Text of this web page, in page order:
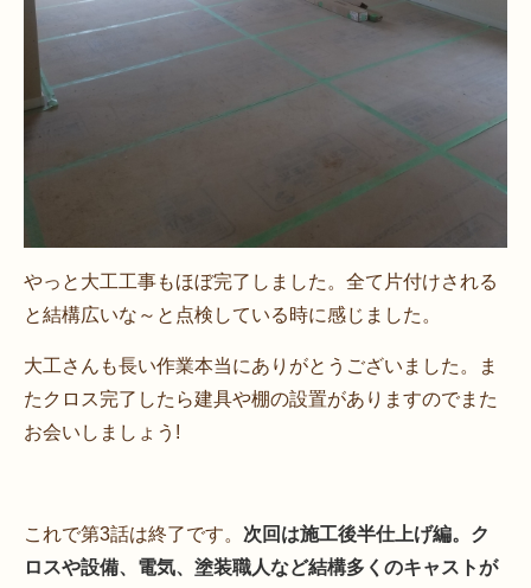
やっと大工工事もほぼ完了しました。全て片付けされる
と結構広いな～と点検している時に感じました。
大工さんも長い作業本当にありがとうございました。ま
たクロス完了したら建具や棚の設置がありますのでまた
お会いしましょう!
これで第3話は終了です。 次回は施工後半仕上げ編。ク
ロスや設備、電気、塗装職人など結構多くのキャストが